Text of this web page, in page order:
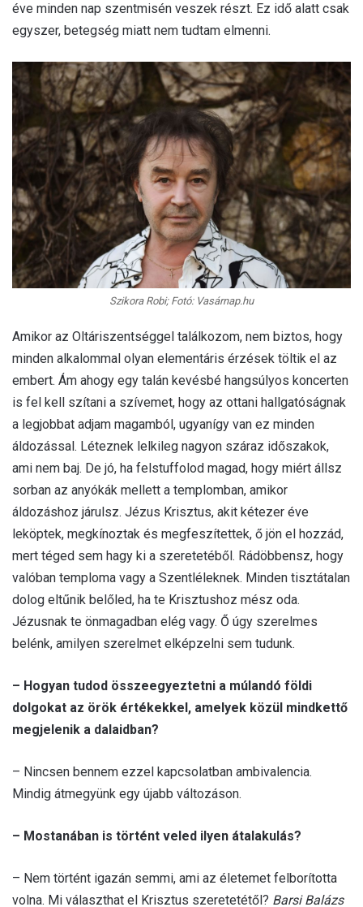
éve minden nap szentmisén veszek részt. Ez idő alatt csak
egyszer, betegség miatt nem tudtam elmenni.
Szikora Robi; Fotó: Vasárnap.hu
Amikor az Oltáriszentséggel találkozom, nem biztos, hogy
minden alkalommal olyan elementáris érzések töltik el az
embert. Ám ahogy egy talán kevésbé hangsúlyos koncerten
is fel kell szítani a szívemet, hogy az ottani hallgatóságnak
a legjobbat adjam magamból, ugyanígy van ez minden
áldozással. Léteznek lelkileg nagyon száraz időszakok,
ami nem baj. De jó, ha felstuffolod magad, hogy miért állsz
sorban az anyókák mellett a templomban, amikor
áldozáshoz járulsz. Jézus Krisztus, akit kétezer éve
leköptek, megkínoztak és megfeszítettek, ő jön el hozzád,
mert téged sem hagy ki a szeretetéből. Rádöbbensz, hogy
valóban temploma vagy a Szentléleknek. Minden tisztátalan
dolog eltűnik belőled, ha te Krisztushoz mész oda.
Jézusnak te önmagadban elég vagy. Ő úgy szerelmes
belénk, amilyen szerelmet elképzelni sem tudunk.
– Hogyan tudod összeegyeztetni a múlandó földi
dolgokat az örök értékekkel, amelyek közül mindkettő
megjelenik a dalaidban?
– Nincsen bennem ezzel kapcsolatban ambivalencia.
Mindig átmegyünk egy újabb változáson.
– Mostanában is történt veled ilyen átalakulás?
– Nem történt igazán semmi, ami az életemet felborította
volna. Mi választhat el Krisztus szeretetétől? Barsi Balázs